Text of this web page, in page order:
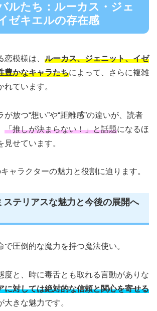
ルたち：ルーカス・ジェ
ゼキエルの存在感
模様は、 ルーカス、ジェニット、イゼ
豊かなキャラたちによって、さらに複雑
ています。
放つ“想い”や“距離感”の違いが、読者
「推しが決まらない！」と話題になるほ
見せています。
ャラクターの魅力と役割に迫ります。
ステリアスな魅力と今後の展開へ
で圧倒的な魔力を持つ魔法使い。
度と、時に毒舌とも取れる言動がありな
に対しては絶対的な信頼と関心を寄せる
大きな魅力です。